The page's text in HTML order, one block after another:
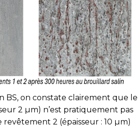
BS, on constate clairement que le
2 µm) n’est pratiquement pas
2 (épaisseur : 10 µm)